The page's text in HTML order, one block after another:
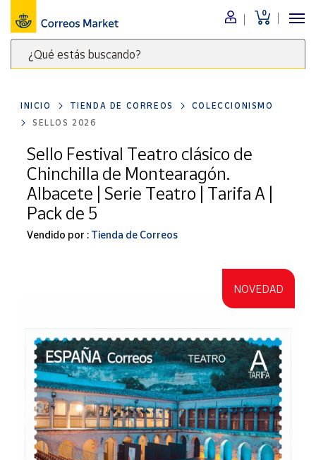
0
¿Qué estás buscando?
clave
para
buscar
productos
Correos
Market
Menú
Nuestro
catálogo
Alimentación
Ocio y cultura
Juguetes y
juegos
Libros y
revistas
Oficina y
Papelería
Para Canarias,
Ceuta y Melilla
populares
INICIO TIENDA DE CORREOS
COLECCIONISMO
SELLOS 2026
Sello Festival Teatro clásico de
Chinchilla de Montearagón.
Albacete | Serie Teatro | Tarifa A |
Pack de 5
Vendido por : Tienda de Correos
NOVEDAD